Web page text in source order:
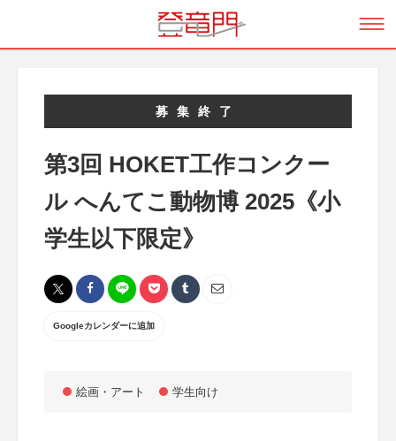
募集終了
第3回 HOKET工作コンクー
ル へんてこ動物博 2025《小
学生以下限定》
Googleカレンダーに追加
絵画・アート 学生向け